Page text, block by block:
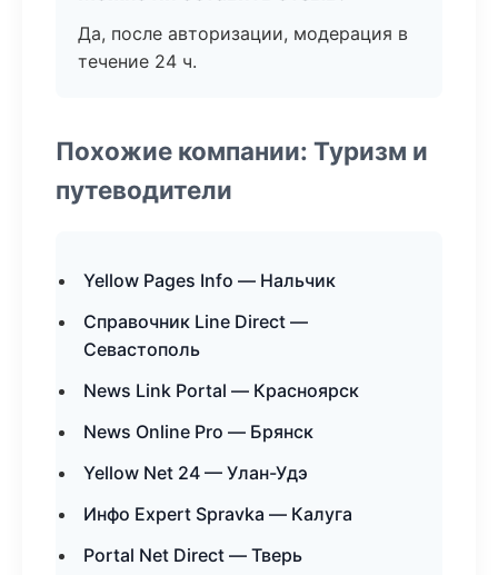
Да, после авторизации, модерация в
течение 24 ч.
Похожие компании: Туризм и
путеводители
Yellow Pages Info — Нальчик
Справочник Line Direct —
Севастополь
News Link Portal — Красноярск
News Online Pro — Брянск
Yellow Net 24 — Улан-Удэ
Инфо Expert Spravka — Калуга
Portal Net Direct — Тверь